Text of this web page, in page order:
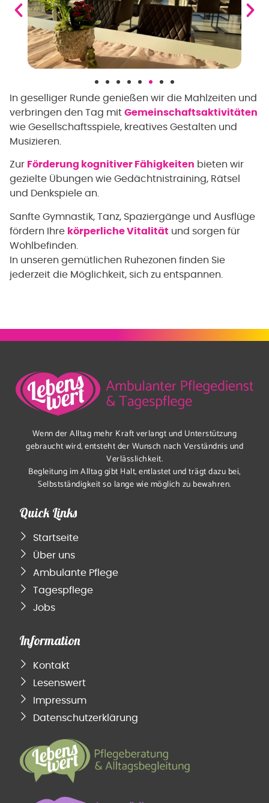
In geselliger Runde genießen wir die Mahlzeiten und
verbringen den Tag mit Gemeinschaftsaktivitäten
wie Gesellschaftsspiele, kreatives Gestalten und
Musizieren.
Zur Förderung kognitiver Fähigkeiten bieten wir
gezielte Übungen wie Gedächtnistraining, Rätsel
und Denkspiele an.
Sanfte Gymnastik, Tanz, Spaziergänge und Ausflüge
fördern Ihre körperliche Vitalität und sorgen für
Wohlbefinden.
In unseren gemütlichen Ruhezonen finden Sie
jederzeit die Möglichkeit, sich zu entspannen.
Wenn der Alltag mehr Kraft verlangt und Unterstützung
gebraucht wird, entsteht der Wunsch nach Verständnis und
Verlässlichkeit.
Begleitung im Alltag gibt Halt, entlastet und trägt dazu bei,
Selbstständigkeit so lange wie möglich zu bewahren.
Quick Links
Startseite
Über uns
Ambulante Pflege
Tagespflege
Jobs
Information
Kontakt
Lesenswert
Impressum
Datenschutzerklärung